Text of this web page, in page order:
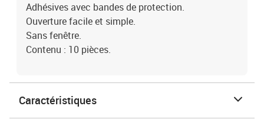
Adhésives avec bandes de protection.
Ouverture facile et simple.
Sans fenêtre.
Contenu : 10 pièces.
Caractéristiques